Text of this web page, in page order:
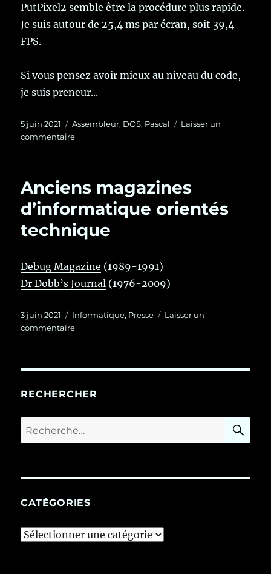
PutPixel2 semble être la procédure plus rapide.
Je suis autour de 25,4 ms par écran, soit 39,4
FPS.
Si vous pensez avoir mieux au niveau du code,
je suis preneur...
Publié
le
5 juin 2021 Catégories
Assembleur, DOS, Pascal
Laisser un
commentairesur
sur
en
mode
13h
Anciens magazines
d’informatique orientés
technique
Debug Magazine (1989-1991)
Dr Dobb’s Journal (1976-2009)
Publié
le
3 juin 2021 Catégories
Informatique, Presse
Laisser un
commentairesur
technique
RECHERCHER
Recherche
pour :
CATÉGORIES
Catégories